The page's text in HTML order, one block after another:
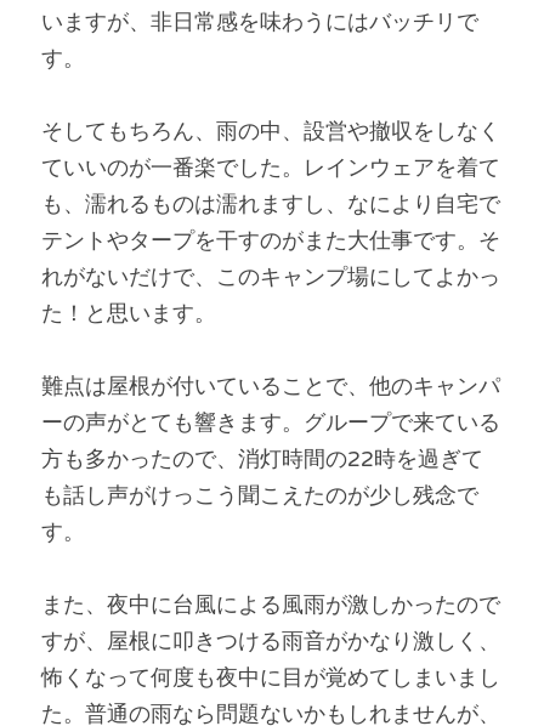
いますが、非日常感を味わうにはバッチリで
す。
そしてもちろん、雨の中、設営や撤収をしなく
ていいのが一番楽でした。レインウェアを着て
も、濡れるものは濡れますし、なにより自宅で
テントやタープを干すのがまた大仕事です。そ
れがないだけで、このキャンプ場にしてよかっ
た！と思います。
難点は屋根が付いていることで、他のキャンパ
ーの声がとても響きます。グループで来ている
方も多かったので、消灯時間の22時を過ぎて
も話し声がけっこう聞こえたのが少し残念で
す。
また、夜中に台風による風雨が激しかったので
すが、屋根に叩きつける雨音がかなり激しく、
怖くなって何度も夜中に目が覚めてしまいまし
た。普通の雨なら問題ないかもしれませんが、